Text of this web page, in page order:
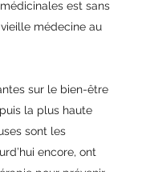
est sans
médecine au
sur le bien-être
la plus haute
sont les
encore, ont